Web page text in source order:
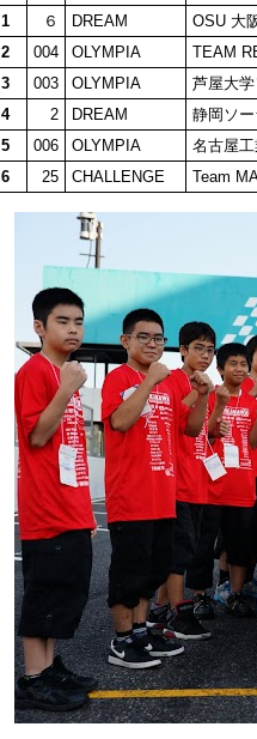
1 ６ DREAM
OSU 大
2
004 OLYMPIA
TEAM
3
003 OLYMPIA
芦屋大
4
2 DREAM
静岡ソ
5
006 OLYMPIA
名古屋
6
25 CHALLENGE Team